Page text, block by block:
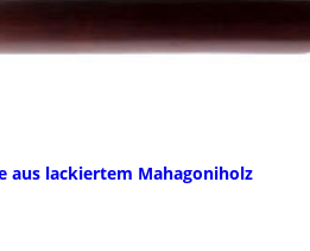
aus lackiertem Mahagoniholz